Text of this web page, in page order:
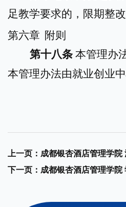
足教学要求的，限期整
第六章 附则
第十八条 本管理办
本管理办法由就业创业
上一页： 成都银杏酒店管理学院
下一页： 成都银杏酒店管理学院